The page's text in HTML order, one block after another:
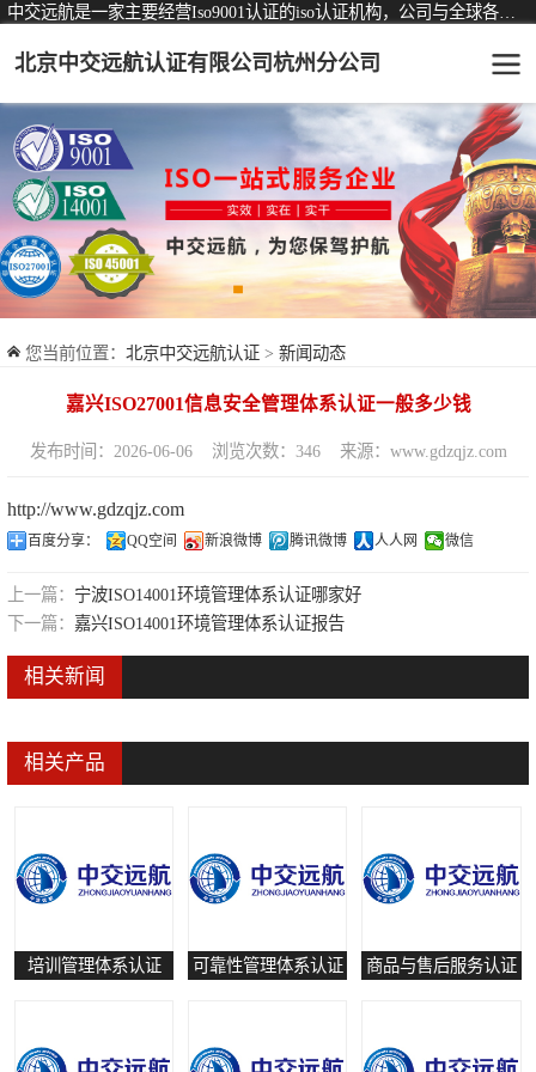
北京中交远航认证有限公司杭州分公司
您当前位置： 北京中交远航认证 > 新闻动态
嘉兴ISO27001信息安全管理体系认证一般多少钱
发布时间：2026-06-06 浏览次数：346 来源：www.gdzqjz.com
http://www.gdzqjz.com
百度分享： QQ空间 新浪微博 腾讯微博 人人网 微信
上一篇： 宁波ISO14001环境管理体系认证哪家好
下一篇： 嘉兴ISO14001环境管理体系认证报告
相关新闻
相关产品
培训管理体系认证 可靠性管理体系认证 商品与售后服务认证
认证服务 可从事认证业务一览表
ISO9001质量管理体系认证
ISO14001环境管理体系认证
ISO45001职业健康安全管理体系认证
交通运输服务认证
ISO27001信息安全管理体系认证
培训管理体系认证